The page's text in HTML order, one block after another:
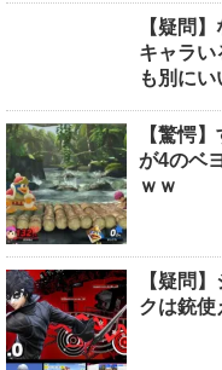
【疑問
キャラい
も別にい
【驚愕
が4のベ
ｗｗ
【疑問
クは銃使